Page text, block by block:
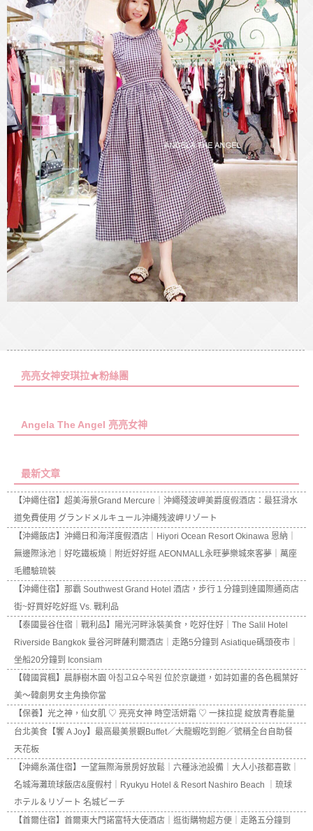
亮亮女神安琪拉★粉絲團
Angela The Angel 亮亮女神
最新文章
【沖繩住宿】超美海景Grand Mercure｜沖繩殘波岬美爵度假酒店：最狂滑水
道免費使用 グランドメルキュール沖縄残波岬リゾート
【沖繩飯店】沖繩日和海洋度假酒店｜Hiyori Ocean Resort Okinawa 恩納｜
無邊際泳池｜好吃鐵板燒｜附近好好逛 AEONMALL永旺夢樂城來客夢｜萬座
毛體驗琉裝
【沖繩住宿】那霸 Southwest Grand Hotel 酒店，步行１分鐘到達國際通商店
街~好買好吃好逛 Vs. 戰利品
【泰國曼谷住宿｜戰利品】陽光河畔泳裝美食，吃好住好｜The Salil Hotel
Riverside Bangkok 曼谷河畔薩利爾酒店｜走路5分鐘到 Asiatique碼頭夜市｜
坐船20分鐘到 Iconsiam
【韓國賞楓】晨靜樹木園 아침고요수목원 位於京畿道，如詩如畫的各色楓葉好
美～韓劇男女主角換你當
【保養】光之神，仙女肌 ♡ 亮亮女神 時空活妍霜 ♡ 一抹拉提 綻放青春能量
台北美食【饗 A Joy】最高最美景觀Buffet／大龍蝦吃到飽／號稱全台自助餐
天花板
【沖繩糸滿住宿】一望無際海景房好放鬆｜六種泳池設備｜大人小孩都喜歡｜
名城海灘琉球飯店&度假村｜Ryukyu Hotel & Resort Nashiro Beach ｜琉球
ホテル＆リゾート 名城ビーチ
【首爾住宿】首爾東大門諾富特大使酒店｜逛街購物超方便｜走路五分鐘到